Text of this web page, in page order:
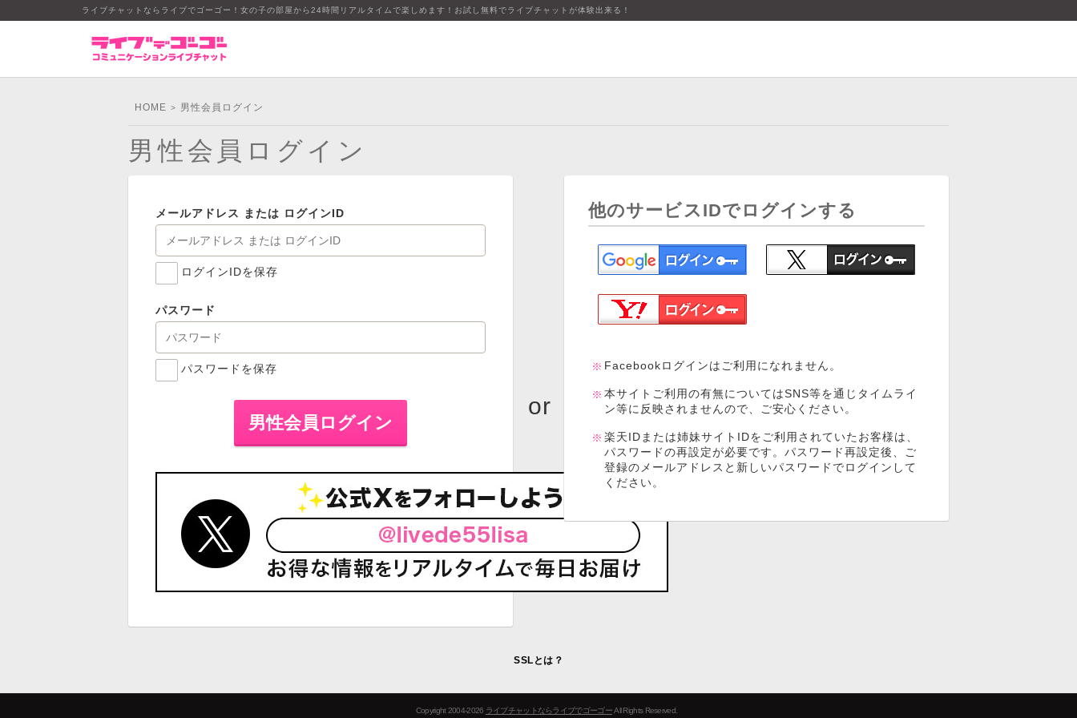
ライブチャットならライブでゴーゴー！女の子の部屋から24時間リアルタイムで楽しめます！お試し無料でライブチャットが体験出来る！
HOME > 男性会員ログイン
男性会員ログイン
メールアドレス または ログインID
ログインIDを保存
パスワード
パスワードを保存
他のサービスIDでログインする
Facebookログインはご利用になれません。
本サイトご利用の有無についてはSNS等を通じタイムライ
ン等に反映されませんので、ご安心ください。
楽天IDまたは姉妹サイトIDをご利用されていたお客様は、
パスワードの再設定が必要です。パスワード再設定後、ご
登録のメールアドレスと新しいパスワードでログインして
ください。
SSLとは？
Copyright 2004-2026 ライブチャットならライブでゴーゴーAll Rights Reserved.